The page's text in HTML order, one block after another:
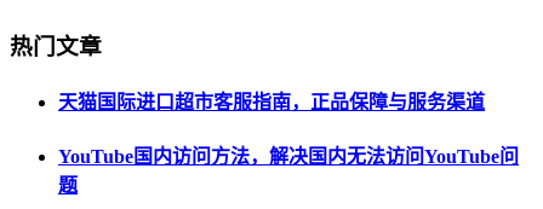
热门文章
天猫国际进口超市客服指南，正品保障与服务渠道
YouTube国内访问方法，解决国内无法访问YouTube问
题